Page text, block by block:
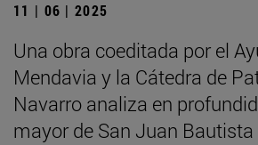
11 | 06 | 2025
Una obra coeditada por el
Mendavia y la Cátedra de
Navarro analiza en
mayor de San Juan Bautista